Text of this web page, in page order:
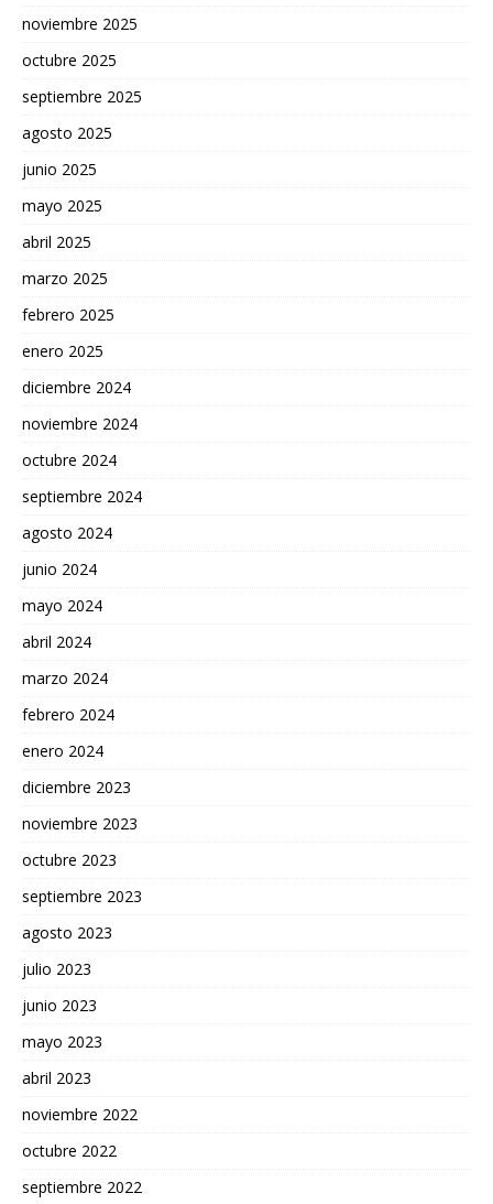
noviembre 2025
octubre 2025
septiembre 2025
agosto 2025
junio 2025
mayo 2025
abril 2025
marzo 2025
febrero 2025
enero 2025
diciembre 2024
noviembre 2024
octubre 2024
septiembre 2024
agosto 2024
junio 2024
mayo 2024
abril 2024
marzo 2024
febrero 2024
enero 2024
diciembre 2023
noviembre 2023
octubre 2023
septiembre 2023
agosto 2023
julio 2023
junio 2023
mayo 2023
abril 2023
noviembre 2022
octubre 2022
septiembre 2022